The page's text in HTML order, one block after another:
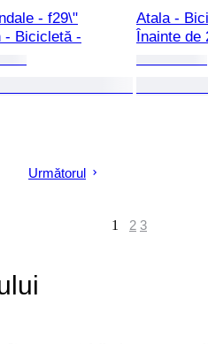
- f29\"
- Bicicletă -
Atala -
Înainte de
Următorul
1 2 3